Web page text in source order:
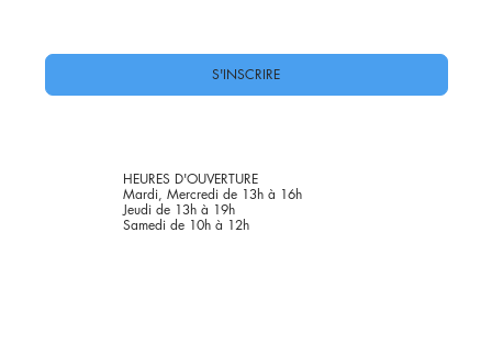
S'INSCRIRE
HEURES D'OUVERTURE
Mardi, Mercredi de 13h à 16h
Jeudi de 13h à 19h
Samedi de 10h à 12h